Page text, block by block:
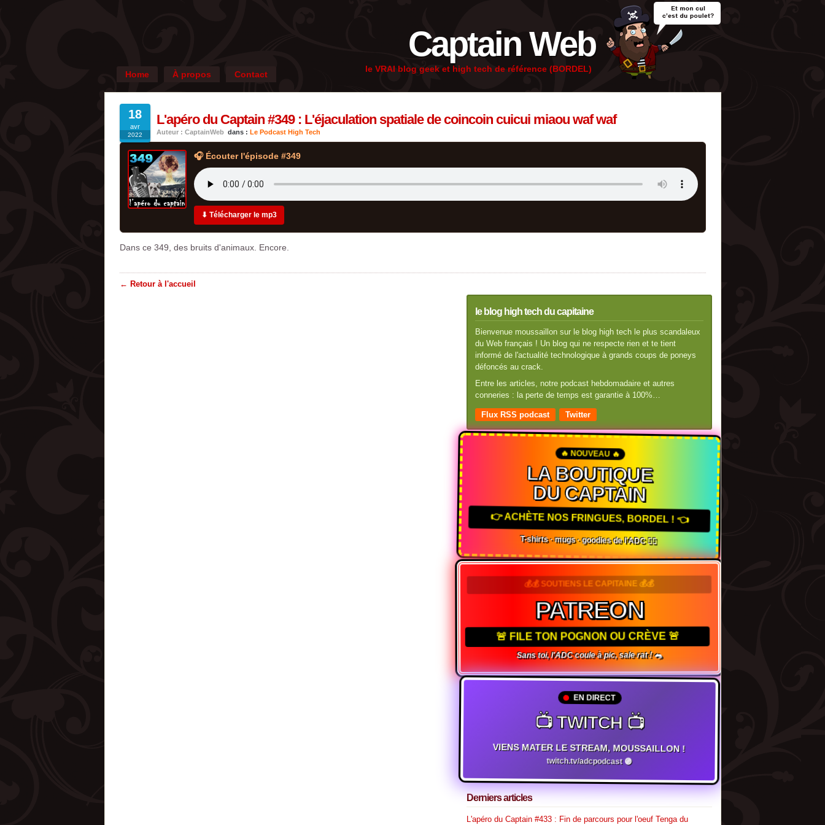
Captain Web
le VRAI blog geek et high tech de référence (BORDEL)
Home À propos Contact
18
avr
2022
L'apéro du Captain #349 : L'éjaculation spatiale de coincoin cuicui miaou waf waf
Auteur : CaptainWeb dans : Le Podcast High Tech
🎧 Écouter l'épisode #349
⬇ Télécharger le mp3
Dans ce 349, des bruits d'animaux. Encore.
← Retour à l'accueil
le blog high tech du capitaine
Bienvenue moussaillon sur le blog high tech le plus scandaleux
du Web français ! Un blog qui ne respecte rien et te tient
informé de l'actualité technologique à grands coups de poneys
défoncés au crack.
Entre les articles, notre podcast hebdomadaire et autres
conneries : la perte de temps est garantie à 100%…
Flux RSS podcast Twitter
🔥 NOUVEAU 🔥
LA BOUTIQUE
DU CAPTAIN
👉 ACHÈTE NOS FRINGUES, BORDEL ! 👈
T-shirts · mugs · goodies de l'ADC 🏴‍☠️
💰💰 SOUTIENS LE CAPITAINE 💰💰
PATREON
🚨 FILE TON POGNON OU CRÈVE 🚨
Sans toi, l'ADC coule à pic, sale rat ! 🐀
EN DIRECT
📺 TWITCH 📺
VIENS MATER LE STREAM, MOUSSAILLON !
twitch.tv/adcpodcast 🟣
Derniers articles
L'apéro du Captain #433 : Fin de parcours pour l'oeuf Tenga du